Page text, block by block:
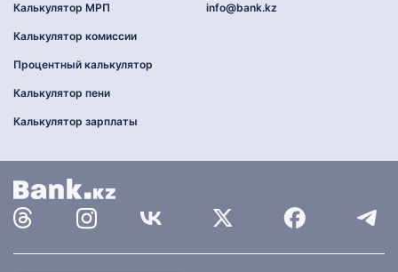
Калькулятор МРП
Калькулятор комиссии
Процентный калькулятор
Калькулятор пени
Калькулятор зарплаты
info@bank.kz